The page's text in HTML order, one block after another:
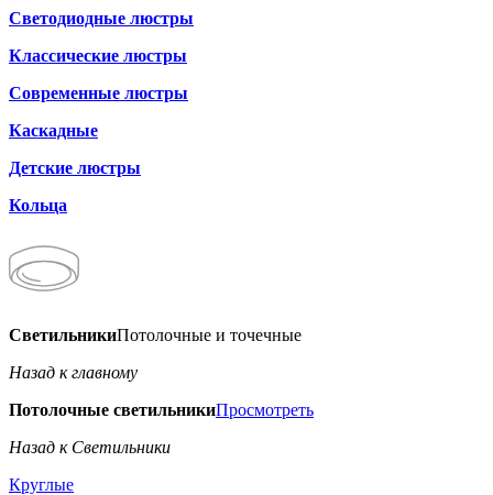
Светодиодные люстры
Классические люстры
Современные люстры
Каскадные
Детские люстры
Кольца
СветильникиПотолочные и точечные
Назад к главному
Потолочные светильникиПросмотреть
Назад к Светильники
Круглые